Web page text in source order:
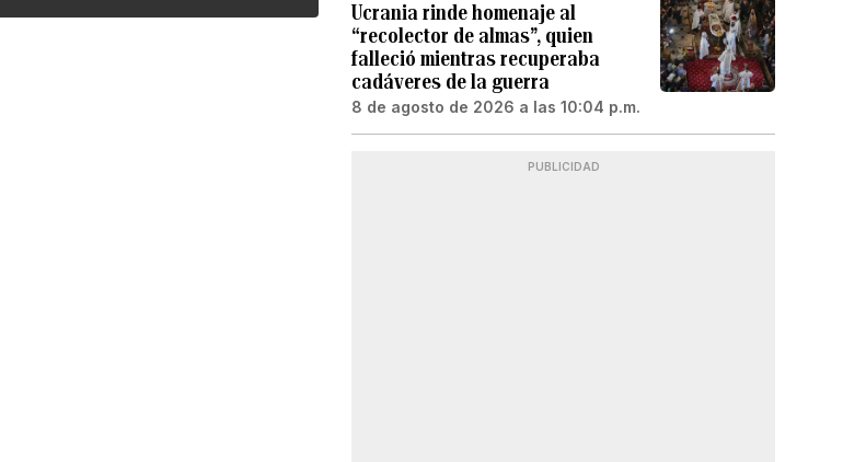
Ucrania rinde homenaje al
“recolector de almas”, quien
falleció mientras recuperaba
cadáveres de la guerra
8 de agosto de 2026 a las 10:04 p.m.
PUBLICIDAD